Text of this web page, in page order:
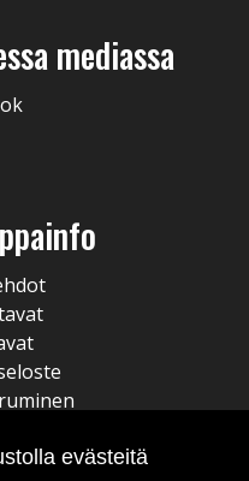
mediassa
evästeitä